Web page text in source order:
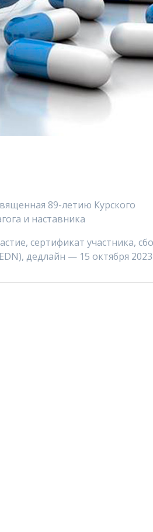
89-летию Курского
и наставника
сертификат участника,
дедлайн — 15 октября 2023